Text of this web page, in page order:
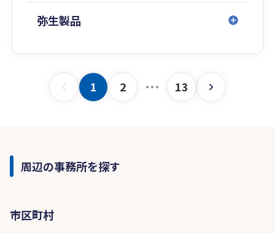
弥生製品
1 2 13
周辺の事務所を探す
市区町村